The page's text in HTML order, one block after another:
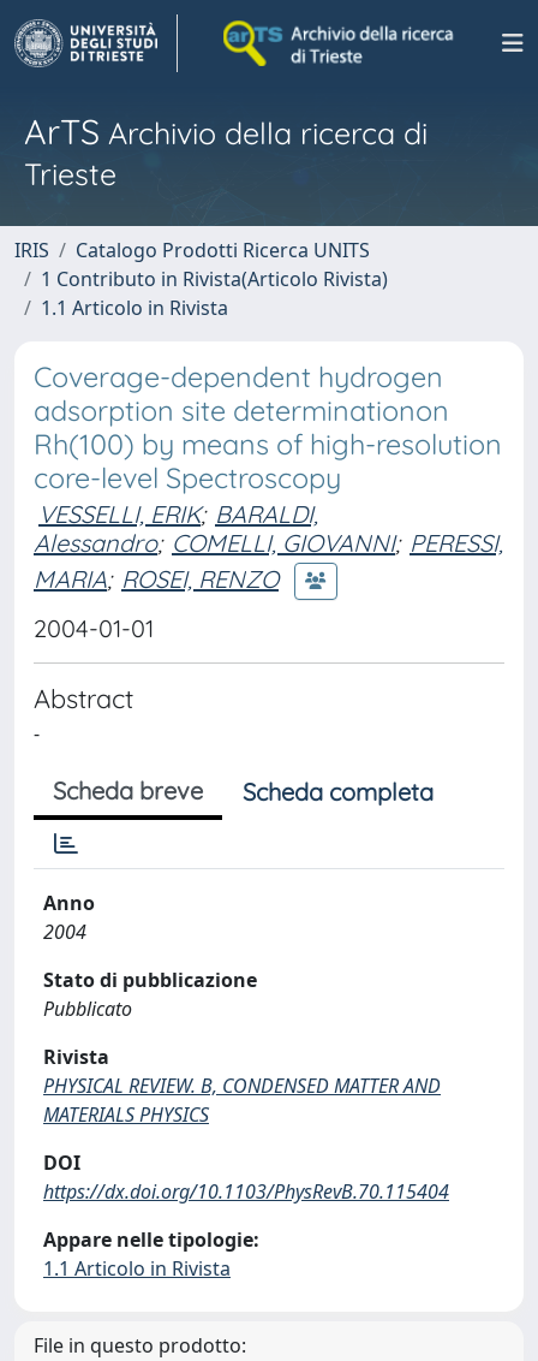
ArTS Archivio della ricerca di
Trieste
IRIS
Catalogo Prodotti Ricerca UNITS
1 Contributo in Rivista(Articolo Rivista)
1.1 Articolo in Rivista
Coverage-dependent hydrogen
adsorption site determinationon
Rh(100) by means of high-resolution
core-level Spectroscopy
VESSELLI, ERIK; BARALDI,
Alessandro; COMELLI, GIOVANNI; PERESSI,
MARIA; ROSEI, RENZO
2004-01-01
Abstract
-
Scheda breve Scheda completa
Anno
2004
Stato di pubblicazione
Pubblicato
Rivista
PHYSICAL REVIEW. B, CONDENSED MATTER AND
MATERIALS PHYSICS
DOI
https://dx.doi.org/10.1103/PhysRevB.70.115404
Appare nelle tipologie:
1.1 Articolo in Rivista
File in questo prodotto: